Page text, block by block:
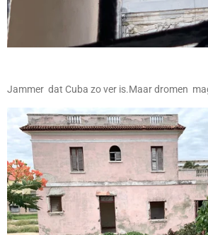
Jammer dat Cuba zo ver is.Maar dromen